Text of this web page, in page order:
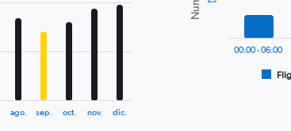
ago. sep. oct. nov. dic.
00:00 - 06:00